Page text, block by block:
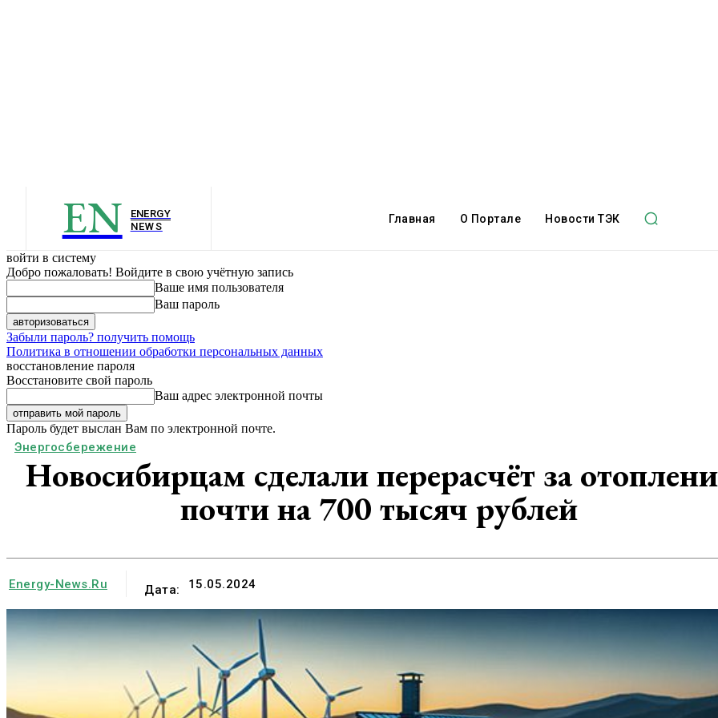
EN
ENERGY
NEWS
Главная О Портале Новости ТЭК
войти в систему
Добро пожаловать! Войдите в свою учётную запись
Ваше имя пользователя
Ваш пароль
Забыли пароль? получить помощь
Политика в отношении обработки персональных данных
восстановление пароля
Восстановите свой пароль
Ваш адрес электронной почты
Пароль будет выслан Вам по электронной почте.
Энергосбережение
Новосибирцам сделали перерасчёт за
почти на 700 тысяч рублей
Energy-News.ru Дата: 15.05.2024